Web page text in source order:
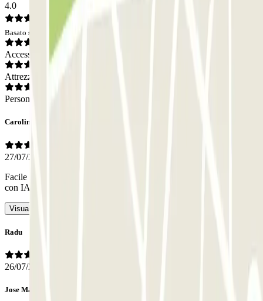
4.0
Basato su 745 opinioni
Accesso
Attrezzatura
Personale
Caroline
27/07/2026
Facile da raggiungere, ben situato, non troppo costoso.
con IA
Visualizza l’originale
Radu
26/07/2026
Jose María